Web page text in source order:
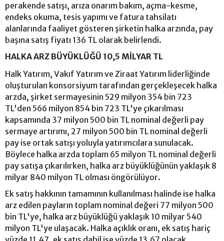
perakende satışı, arıza onarım bakım, açma-kesme,
endeks okuma, tesis yapımı ve fatura tahsilatı
alanlarında faaliyet gösteren şirketin halka arzında, pay
başına satış fiyatı 136 TL olarak belirlendi.
HALKA ARZ BÜYÜKLÜĞÜ 10,5 MİLYAR TL
Halk Yatırım, Vakıf Yatırım ve Ziraat Yatırım liderliğinde
oluşturulan konsorsiyum tarafından gerçekleşecek halka
arzda, şirket sermayesinin 529 milyon 354 bin 723
TL'den 566 milyon 854 bin 723 TL'ye çıkarılması
kapsamında 37 milyon 500 bin TL nominal değerli pay
sermaye artırımı, 27 milyon 500 bin TL nominal değerli
pay ise ortak satışı yoluyla yatırımcılara sunulacak.
Böylece halka arzda toplam 65 milyon TL nominal değerli
pay satışa çıkarılırken, halka arz büyüklüğünün yaklaşık 8
milyar 840 milyon TL olması öngörülüyor.
Ek satış hakkının tamamının kullanılması halinde ise halka
arz edilen payların toplam nominal değeri 77 milyon 500
bin TL'ye, halka arz büyüklüğü yaklaşık 10 milyar 540
milyon TL'ye ulaşacak. Halka açıklık oranı, ek satış hariç